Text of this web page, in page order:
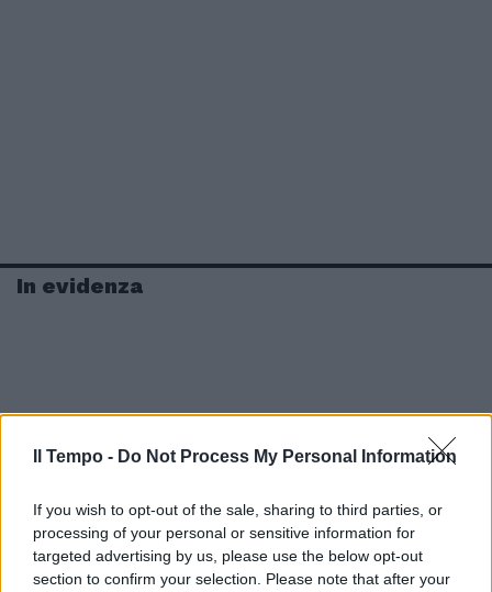
Il Tempo - Do Not Process My Personal Information
If you wish to opt-out of the sale, sharing to third parties, or
processing of your personal or sensitive information for
targeted advertising by us, please use the below opt-out
section to confirm your selection. Please note that after your
In evidenza